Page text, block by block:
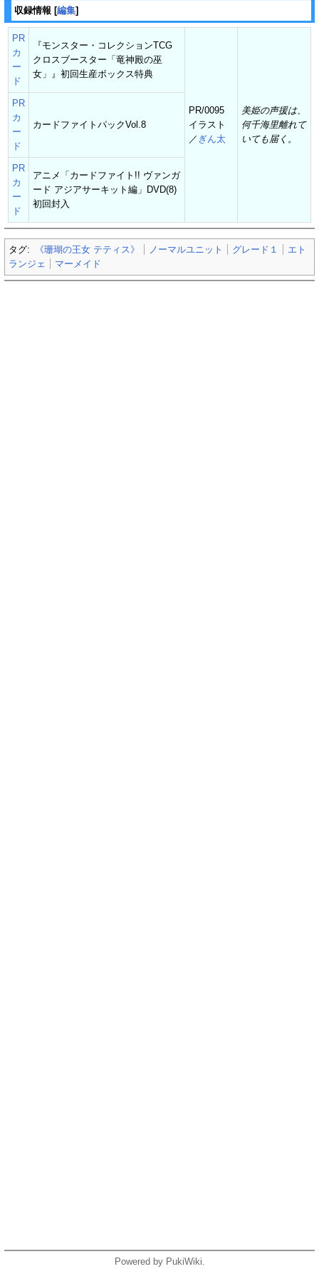
収録情報 [編集]
PR
カ
ー
ド
『モンスター・コレクションTCG
クロスブースター「竜神殿の巫
女」』初回生産ボックス特典
PR/0095
イラスト
／ ぎん太
美姫の声援は、
何千海里離れて
いても届く。
PR
カ
ー
ド
カードファイトパックVol.8
PR
カ
ー
ド
アニメ「カードファイト!! ヴァンガ
ード アジアサーキット編」DVD(8)
初回封入
タグ: 《珊瑚の王女 テティス》 ノーマルユニット グレード１
エト
ランジェ
マーメイド
Powered by PukiWiki.